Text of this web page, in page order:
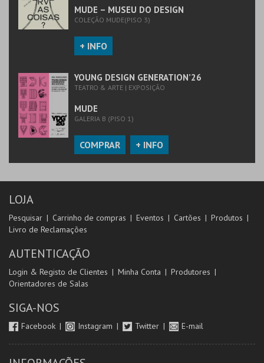
MUDE – MUSEU DO DESIGN
COLEÇÃO MUDE(PISO 3)
+ INFO
YOUNG DESIGN GENERATION’26
TEATRO & ARTE | EXPOSIÇÃO
MUDE
GALERIA B (PISO 1)
COMPRAR + INFO
LOJA
Pesquisar Carrinho de compras Eventos Cartões
Produtos
Livro de Reclamações
AUTENTICAÇÃO
Login & Registo de Clientes Minha Conta
Produtores
Orientadores de Salas
SIGA-NOS
Facebook Instagram Twitter E-mail